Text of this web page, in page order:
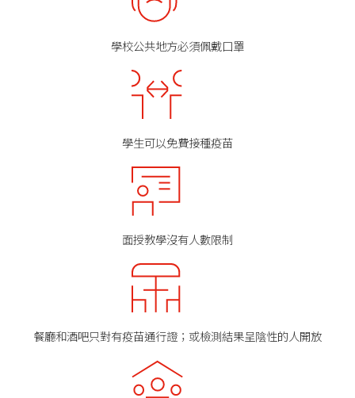
學校公共地方必須佩戴口罩
學生可以免費接種疫苗
面授教學沒有人數限制
餐廳和酒吧只對有疫苗通行證；或檢測結果呈陰性的人開放